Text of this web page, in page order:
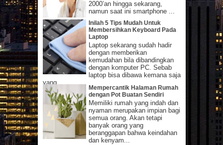
2000’an hingga sekarang,
namun saat ini smartphone ...
Inilah 5 Tips Mudah Untuk
Membersihkan Keyboard Pada
Laptop
Laptop sekarang sudah hadir
dengan memberikan
kemudahan bila dibandingkan
dengan komputer PC. Sebab
laptop bisa dibawa kemana saja
yang...
Mempercantik Halaman Rumah
dengan Pot Buatan Sendiri
Memiliki rumah yang indah dan
nyaman merupakan impian bagi
semua orang. Akan tetapi
banyak orang yang
beranggapan bahwa keindahan
dan kenyam...